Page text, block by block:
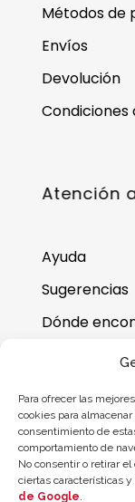
Para ofrecer las
cookies para
consentimiento de
comportamiento de
No consentir o retirar
ciertas características
de Google.
Métodos de
Envíos
Devolución
Atención
Ayuda
Sugerencias
Dónde
Preguntas